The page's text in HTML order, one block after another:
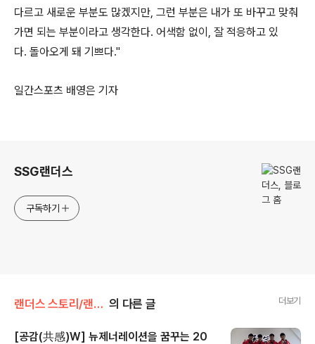
다르고 새로운 부분도 많겠지만, 그런 부분은 내가 또 바꾸고 맞춰
가면 되는 부분이라고 생각한다. 어색함 없이 , 잘 적응하고 있
다. 돌아오게 돼 기쁘다."
일간스포츠 배영은 기자
SSG랜더스
구독하기
랜더스 스토리/랜더스人 의 다른 글 더보기
[공감(共感)W] 뉴제너레이션을 꿈꾸는 20